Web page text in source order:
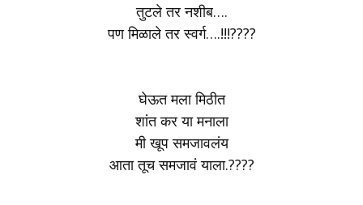
तुटले तर नशीब….
पण मिळाले तर स्वर्ग….!!!????
घेऊत मला मिठीत
शांत कर या मनाला
मी खूप समजावलंय
आता तूच समजावं याला.????